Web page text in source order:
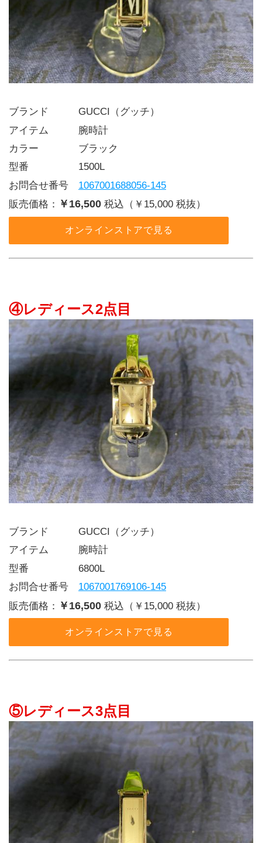
ブランド   GUCCI（グッチ）
アイテム   腕時計
カラー    ブラック
型番     1500L
お問合せ番号 1067001688056-145
販売価格： ￥16,500 税込（￥15,000 税抜）
オンラインストアで見る
④レディース2点目
ブランド   GUCCI（グッチ）
アイテム   腕時計
型番     6800L
お問合せ番号 1067001769106-145
販売価格： ￥16,500 税込（￥15,000 税抜）
オンラインストアで見る
⑤レディース3点目